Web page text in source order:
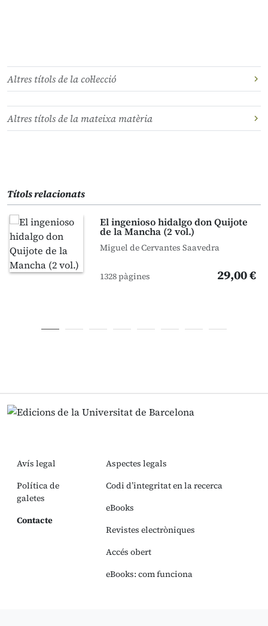
Altres títols de la col·lecció
Altres títols de la mateixa matèria
Títols relacionats
El ingenioso hidalgo don Quijote
de la Mancha (2 vol.)
Miguel de Cervantes Saavedra
1328 pàgines 29,00 €
Avís legal
Política de
galetes
Contacte
Aspectes legals
Codi d’integritat en la recerca
eBooks
Revistes electròniques
Accés obert
eBooks: com funciona